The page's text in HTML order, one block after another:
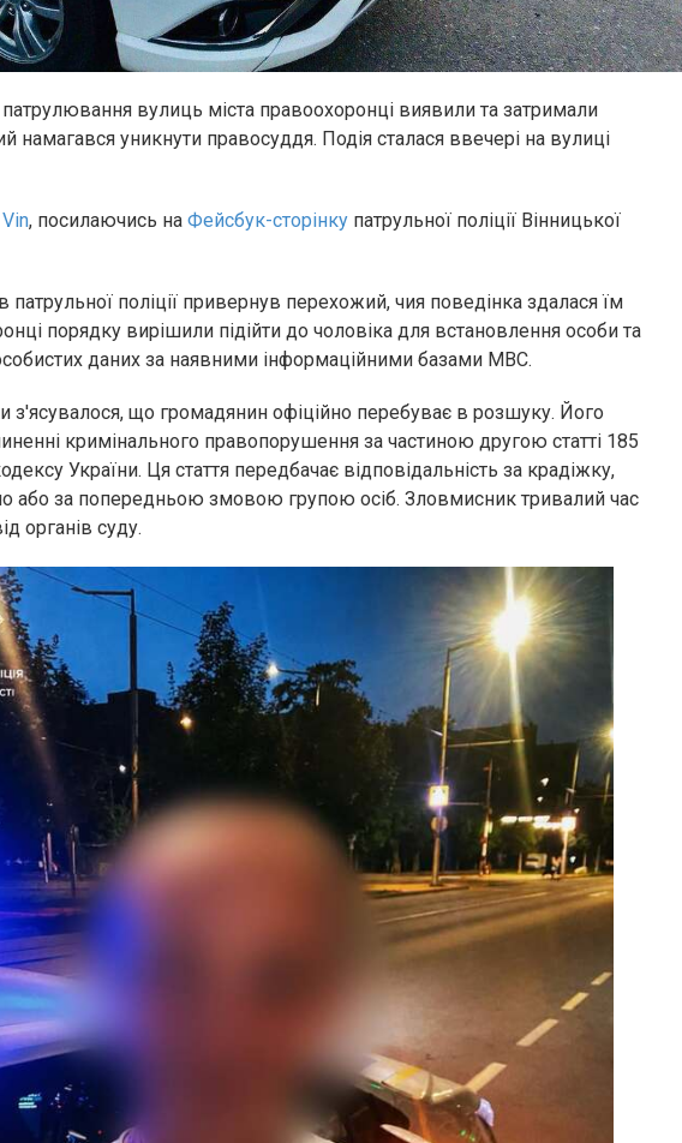
патрулювання вулиць міста правоохоронці виявили та затримали
намагався уникнути правосуддя. Подія сталася ввечері на вулиці
, посилаючись на Фейсбук-сторінку патрульної поліції Вінницької
патрульної поліції привернув перехожий, чия поведінка здалася їм
порядку вирішили підійти до чоловіка для встановлення особи та
даних за наявними інформаційними базами МВС.
з'ясувалося, що громадянин офіційно перебуває в розшуку. Його
кримінального правопорушення за частиною другою статті 185
України. Ця стаття передбачає відповідальність за крадіжку,
або за попередньою змовою групою осіб. Зловмисник тривалий час
органів суду.